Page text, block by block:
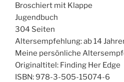
Broschiert mit Klappe
Jugendbuch
304 Seiten
Altersempfehlung: ab 14
Meine persönliche
Originaltitel: Finding Her Edge
ISBN: 978-3-505-15074-6